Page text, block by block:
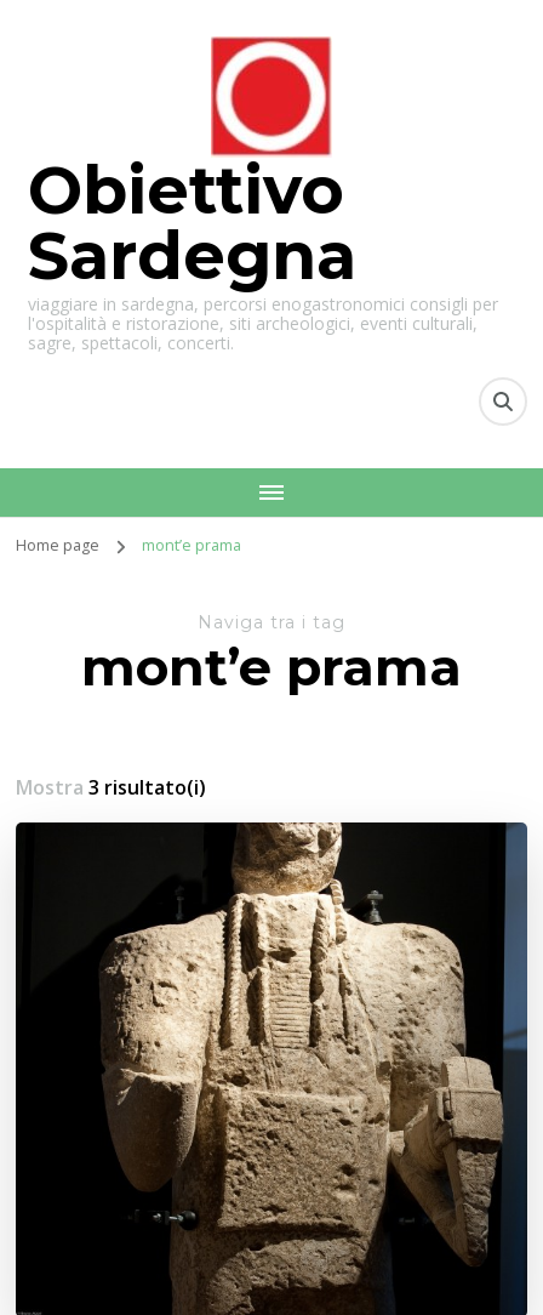
Obiettivo
Sardegna
viaggiare in sardegna, percorsi enogastronomici consigli per
l'ospitalità e ristorazione, siti archeologici, eventi culturali,
sagre, spettacoli, concerti.
Home page mont’e prama
Naviga tra i tag
mont’e prama
Mostra3 risultato(i)